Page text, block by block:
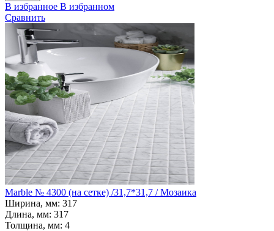
В избранное В избранном
Сравнить
Marble № 4300 (на сетке) /31,7*31,7 / Мозаика
Ширина, мм: 317
Длина, мм: 317
Толщина, мм: 4